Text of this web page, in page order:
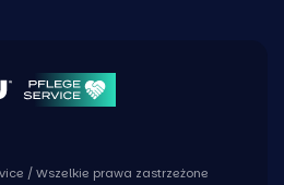
/ Wszelkie prawa zastrzeżone